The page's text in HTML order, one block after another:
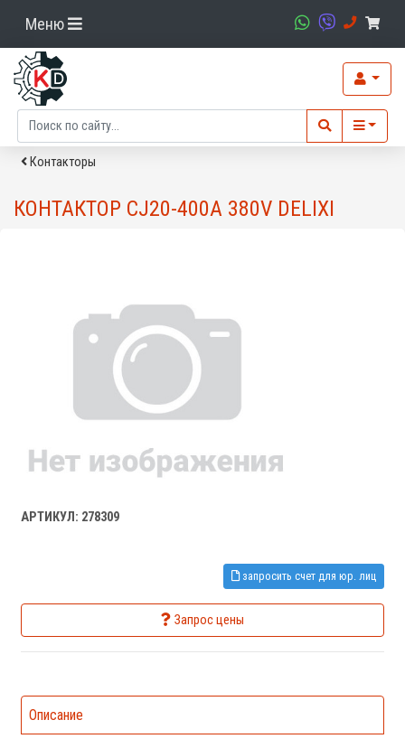
Меню
Контакторы
КОНТАКТОР CJ20-400A 380V DELIXI
АРТИКУЛ: 278309
запросить счет для юр. лиц
Запрос цены
Описание